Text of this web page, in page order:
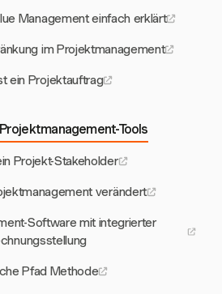
Management einfach erklärt
im Projektmanagement
ein Projektauftrag
Tools
Projekt-Stakeholder
verändert
Software mit integrierter
Pfad Methode